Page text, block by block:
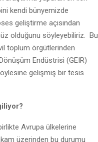
kendi bünyemizde
geliştirme açısından
olduğunu söyleyebiliriz. Bu
toplum örgütlerinden
Endüstrisi (GEIR)
gelişmiş bir tesis
Avrupa ülkelerine
üzerinden bu durumu